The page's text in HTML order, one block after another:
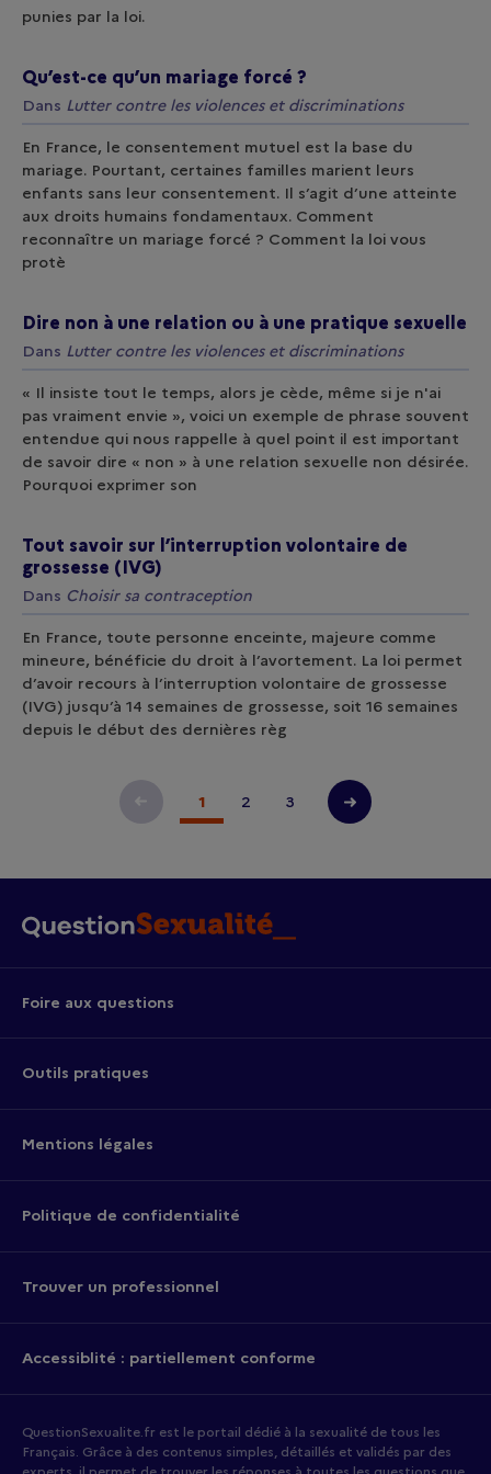
punies par la loi.
Qu’est-ce qu’un mariage forcé ?
Dans Lutter contre les violences et discriminations
En France, le consentement mutuel est la base du
mariage. Pourtant, certaines familles marient leurs
enfants sans leur consentement. Il s’agit d’une atteinte
aux droits humains fondamentaux. Comment
reconnaître un mariage forcé ? Comment la loi vous
protè
Dire non à une relation ou à une pratique sexuelle
Dans Lutter contre les violences et discriminations
« Il insiste tout le temps, alors je cède, même si je n'ai
pas vraiment envie », voici un exemple de phrase souvent
entendue qui nous rappelle à quel point il est important
de savoir dire « non » à une relation sexuelle non désirée.
Pourquoi exprimer son
Tout savoir sur l’interruption volontaire de
grossesse (IVG)
Dans Choisir sa contraception
En France, toute personne enceinte, majeure comme
mineure, bénéficie du droit à l’avortement. La loi permet
d’avoir recours à l’interruption volontaire de grossesse
(IVG) jusqu’à 14 semaines de grossesse, soit 16 semaines
depuis le début des dernières règ
Page précédente 1 2 3
Page suivante
Foire aux questions
Outils pratiques
Mentions légales
Politique de confidentialité
Trouver un professionnel
Accessiblité : partiellement conforme
QuestionSexualite.fr est le portail dédié à la sexualité de tous les
Français. Grâce à des contenus simples, détaillés et validés par des